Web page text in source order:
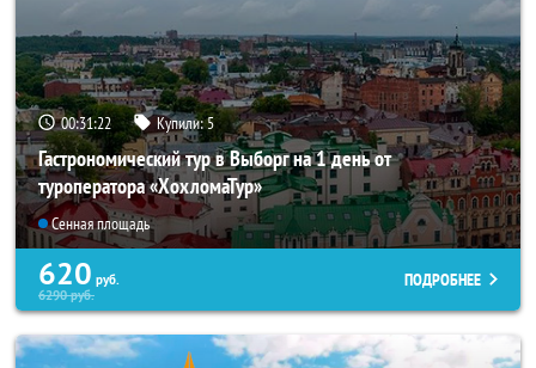
00:31:21 Купили:5
Гастрономический тур в Выборг на 1 день от
туроператора «ХохломаТур»
Сенная площадь
620 руб.
6290руб.
ПОДРОБНЕЕ